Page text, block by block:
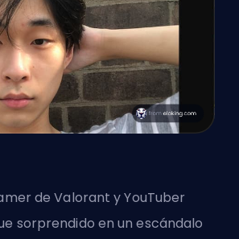
de Valorant y YouTuber
sorprendido en un escándalo